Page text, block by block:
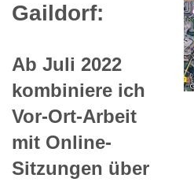
Gaildorf:
Ab Juli 2022
kombiniere ich
Vor-Ort-Arbeit
mit Online-
Sitzungen über